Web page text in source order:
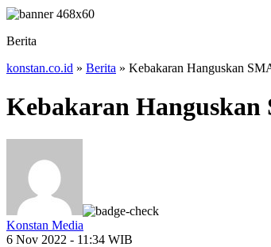
Berita
konstan.co.id » Berita » Kebakaran Hanguskan
Kebakaran
Konstan Media
6 Nov 2022 - 11:34 WIB